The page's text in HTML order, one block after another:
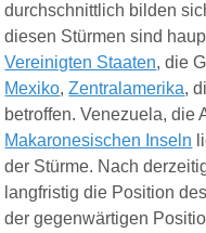
durchschnittlich bilden
diesen Stürmen sind
Vereinigten Staaten, die
Mexiko,Zentralamerika,
betroffen. Venezuela, die
Makaronesischen Inseln
der Stürme. Nach
langfristig die Position
der gegenwärtigen